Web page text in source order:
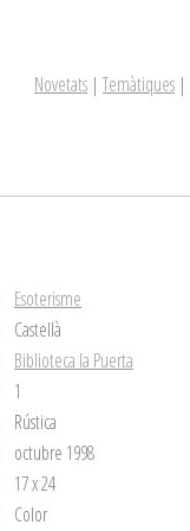
Novetats | Temàtiques |
Esoterisme
Castellà
Biblioteca la Puerta
1
Rústica
octubre 1998
17 x 24
Color